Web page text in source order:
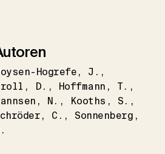
Hogrefe
J.
D. Hoffmann
T.
N. Kooths
S.
C.
Sonnenberg